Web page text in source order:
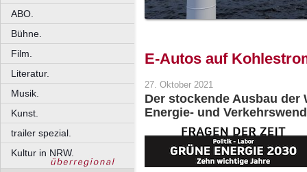
ABO.
Bühne.
Film.
Literatur.
Musik.
Kunst.
trailer spezial.
Kultur in NRW.
E-Autos auf
27. Oktober 2021
Der stockende Ausbau
Energie- und